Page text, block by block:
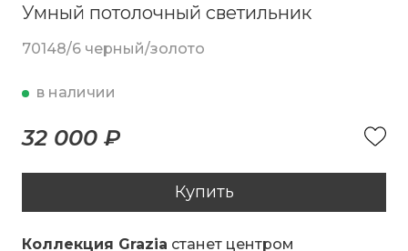
Умный потолочный светильник
70148/6 черный/золото
в наличии
32 000 ₽
Купить
Коллекция Grazia станет центром